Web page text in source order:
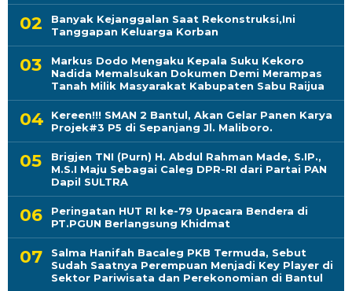
Banyak Kejanggalan Saat Rekonstruksi,Ini
Tanggapan Keluarga Korban
Markus Dodo Mengaku Kepala Suku Kekoro
Nadida Memalsukan Dokumen Demi Merampas
Tanah Milik Masyarakat Kabupaten Sabu Raijua
Kereen!!! SMAN 2 Bantul, Akan Gelar Panen Karya
Projek#3 P5 di Sepanjang Jl. Maliboro.
Brigjen TNI (Purn) H. Abdul Rahman Made, S.IP.,
M.S.I Maju Sebagai Caleg DPR-RI dari Partai PAN
Dapil SULTRA
Peringatan HUT RI ke-79 Upacara Bendera di
PT.PGUN Berlangsung Khidmat
Salma Hanifah Bacaleg PKB Termuda, Sebut
Sudah Saatnya Perempuan Menjadi Key Player di
Sektor Pariwisata dan Perekonomian di Bantul